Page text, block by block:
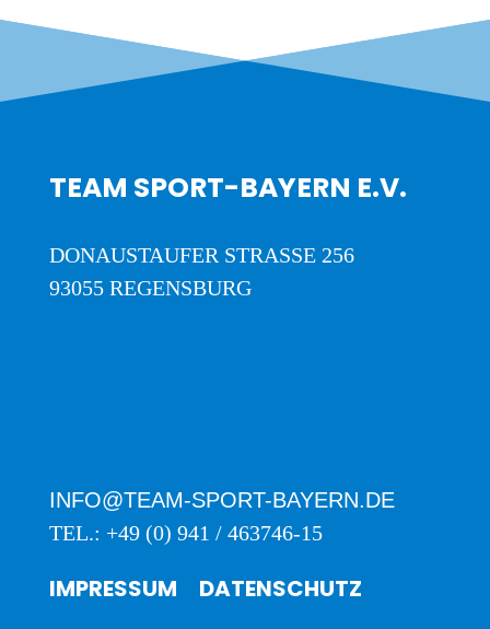
TEAM SPORT-BAYERN E.V.
DONAUSTAUFER STRASSE 256
93055 REGENSBURG
INFO@TEAM-SPORT-BAYERN.DE
TEL.: +49 (0) 941 / 463746-15
IMPRESSUM DATENSCHUTZ